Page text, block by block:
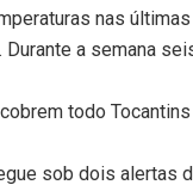
nas
Durante a semana
todo Tocantins
sob dois alertas